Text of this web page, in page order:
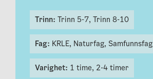
Trinn: Trinn 5-7, Trinn 8-10
Fag: KRLE, Naturfag, Samfunnsfag
Varighet: 1 time, 2-4 timer